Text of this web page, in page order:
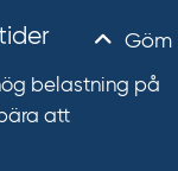
Göm
belastning på
att